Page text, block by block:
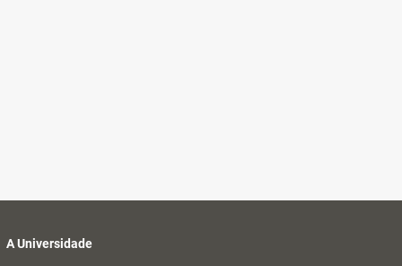
A Universidade